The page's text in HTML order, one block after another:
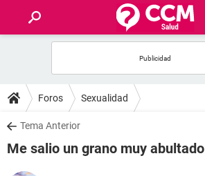
FOROS
SALUD
Foros Sexualidad
Tema Anterior
Me salio un grano muy abultado